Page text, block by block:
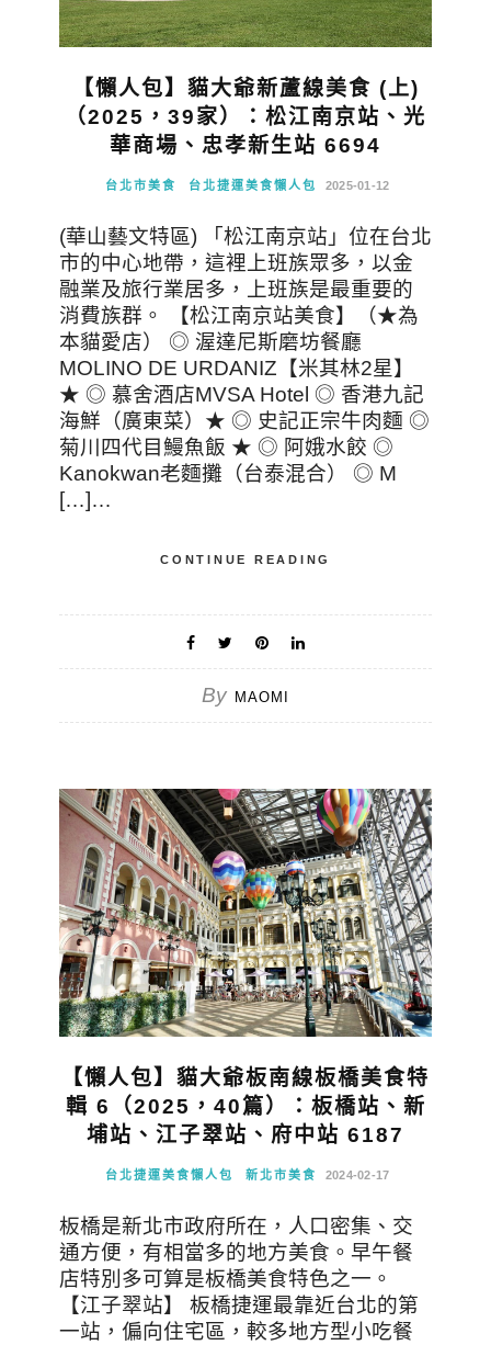
【懶人包】貓大爺新蘆線美食 (上)
（2025，39家）：松江南京站、光
華商場、忠孝新生站 6694
台北市美食 台北捷運美食懶人包 2025-01-12
(華山藝文特區) 「松江南京站」位在台北
市的中心地帶，這裡上班族眾多，以金
融業及旅行業居多，上班族是最重要的
消費族群。 【松江南京站美食】（★為
本貓愛店） ◎ 渥達尼斯磨坊餐廳
MOLINO DE URDANIZ【米其林2星】
★ ◎ 慕舍酒店MVSA Hotel ◎ 香港九記
海鮮（廣東菜）★ ◎ 史記正宗牛肉麵 ◎
菊川四代目鰻魚飯 ★ ◎ 阿娥水餃 ◎
Kanokwan老麵攤（台泰混合） ◎ M
[…]…
CONTINUE READING
By MAOMI
【懶人包】貓大爺板南線板橋美食特
輯 6（2025，40篇）：板橋站、新
埔站、江子翠站、府中站 6187
台北捷運美食懶人包 新北市美食 2024-02-17
板橋是新北市政府所在，人口密集、交
通方便，有相當多的地方美食。早午餐
店特別多可算是板橋美食特色之一。
【江子翠站】 板橋捷運最靠近台北的第
一站，偏向住宅區，較多地方型小吃餐